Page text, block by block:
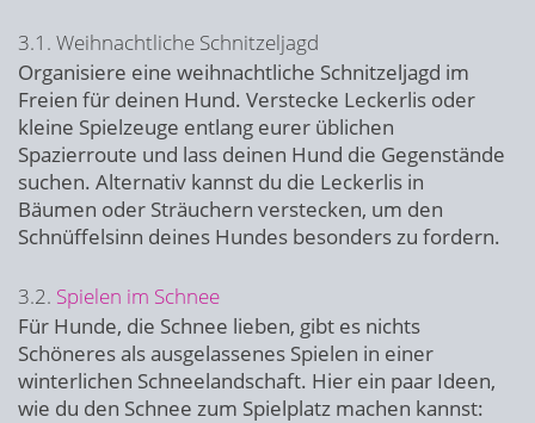
3.1. Weihnachtliche Schnitzeljagd
Organisiere eine weihnachtliche Schnitzeljagd im
Freien für deinen Hund. Verstecke Leckerlis oder
kleine Spielzeuge entlang eurer üblichen
Spazierroute und lass deinen Hund die Gegenstände
suchen. Alternativ kannst du die Leckerlis in
Bäumen oder Sträuchern verstecken, um den
Schnüffelsinn deines Hundes besonders zu fordern.
3.2. Spielen im Schnee
Für Hunde, die Schnee lieben, gibt es nichts
Schöneres als ausgelassenes Spielen in einer
winterlichen Schneelandschaft. Hier ein paar Ideen,
wie du den Schnee zum Spielplatz machen kannst: